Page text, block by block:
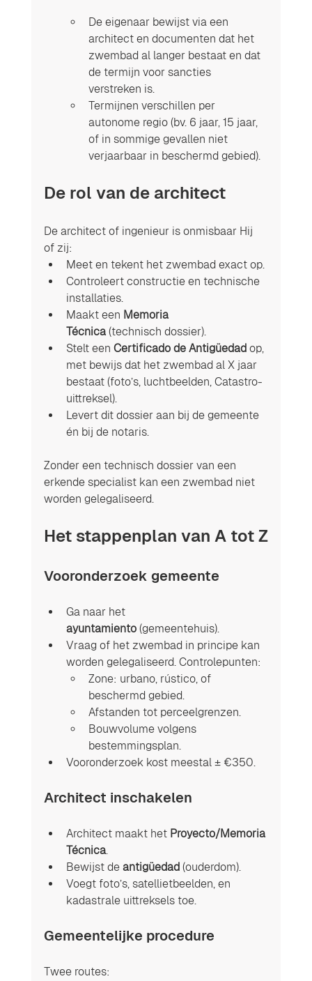
De eigenaar bewijst via een
architect en documenten dat het
zwembad al langer bestaat en dat
de termijn voor sancties
verstreken is.
Termijnen verschillen per
autonome regio (bv. 6 jaar, 15 jaar,
of in sommige gevallen niet
verjaarbaar in beschermd gebied).
De rol van de architect
De architect of ingenieur is onmisbaar Hij
of zij:
Meet en tekent het zwembad exact op.
Controleert constructie en technische
installaties.
Maakt een Memoria
Técnica (technisch dossier).
Stelt een Certificado de Antigüedad op,
met bewijs dat het zwembad al X jaar
bestaat (foto’s, luchtbeelden, Catastro-
uittreksel).
Levert dit dossier aan bij de gemeente
én bij de notaris.
Zonder een technisch dossier van een
erkende specialist kan een zwembad niet
worden gelegaliseerd.
Het stappenplan van A tot Z
Vooronderzoek gemeente
Ga naar het
ayuntamiento (gemeentehuis).
Vraag of het zwembad in principe kan
worden gelegaliseerd. Controlepunten:
Zone: urbano, rústico, of
beschermd gebied.
Afstanden tot perceelgrenzen.
Bouwvolume volgens
bestemmingsplan.
Vooronderzoek kost meestal ± €350.
Architect inschakelen
Architect maakt het Proyecto/Memoria
Técnica.
Bewijst de antigüedad (ouderdom).
Voegt foto’s, satellietbeelden, en
kadastrale uittreksels toe.
Gemeentelijke procedure
Twee routes: